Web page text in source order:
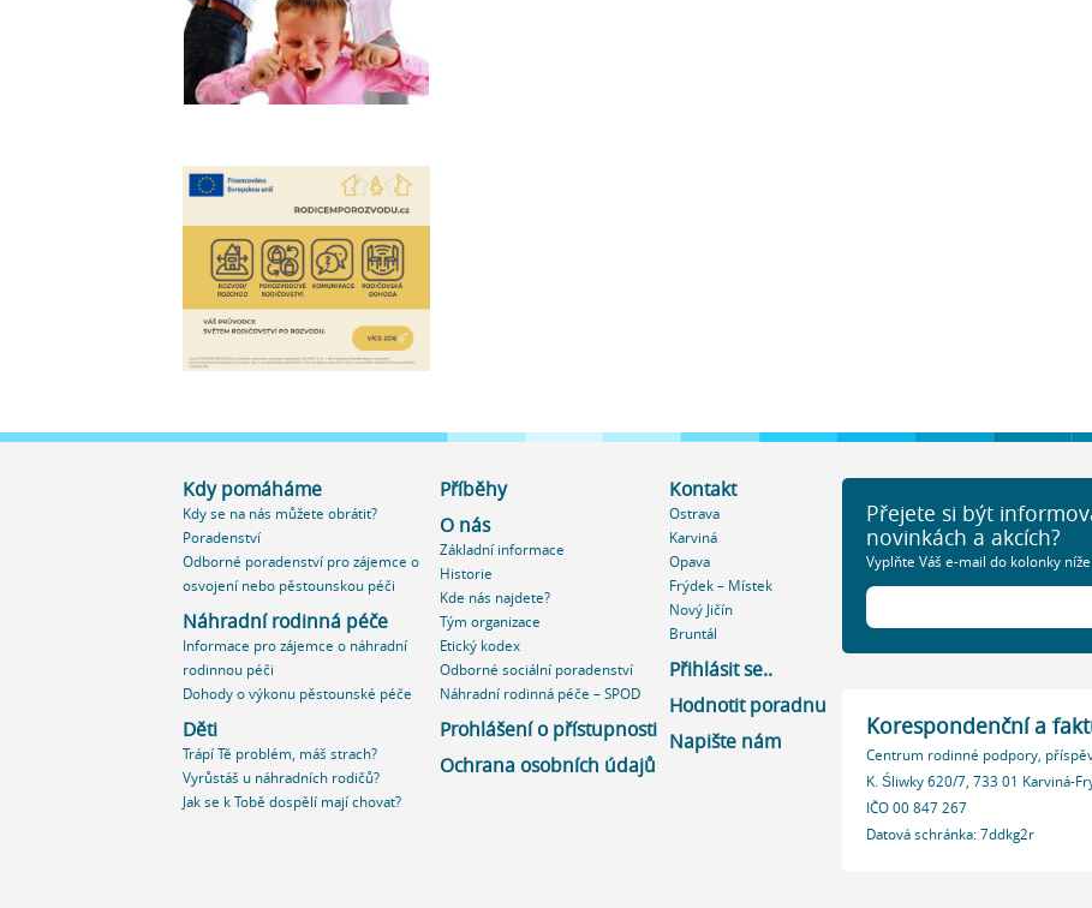
Kdy pomáháme
Kdy se na nás můžete obrátit?
Poradenství
Odborné poradenství pro zájemce o
osvojení nebo pěstounskou péči
Náhradní rodinná péče
Informace pro zájemce o náhradní
rodinnou péči
Dohody o výkonu pěstounské péče
Děti
Trápí Tě problém, máš strach?
Vyrůstáš u náhradních rodičů?
Jak se k Tobě dospělí mají chovat?
Příběhy
O nás
Základní informace
Historie
Kde nás najdete?
Tým organizace
Etický kodex
Odborné sociální poradenství
Náhradní rodinná péče – SPOD
Prohlášení o přístupnosti
Ochrana osobních údajů
Kontakt
Ostrava
Karviná
Opava
Frýdek – Místek
Nový Jičín
Bruntál
Přihlásit se..
Hodnotit poradnu
Napište nám
Přejete si být
novinkách a akcích?
Vyplňte Váš e-mail do kolonky
Korespondenční a
Centrum rodinné podpory,
K. Śliwky 620/7, 733 01 Karviná-
IČO 00 847 267
Datová schránka: 7ddkg2r